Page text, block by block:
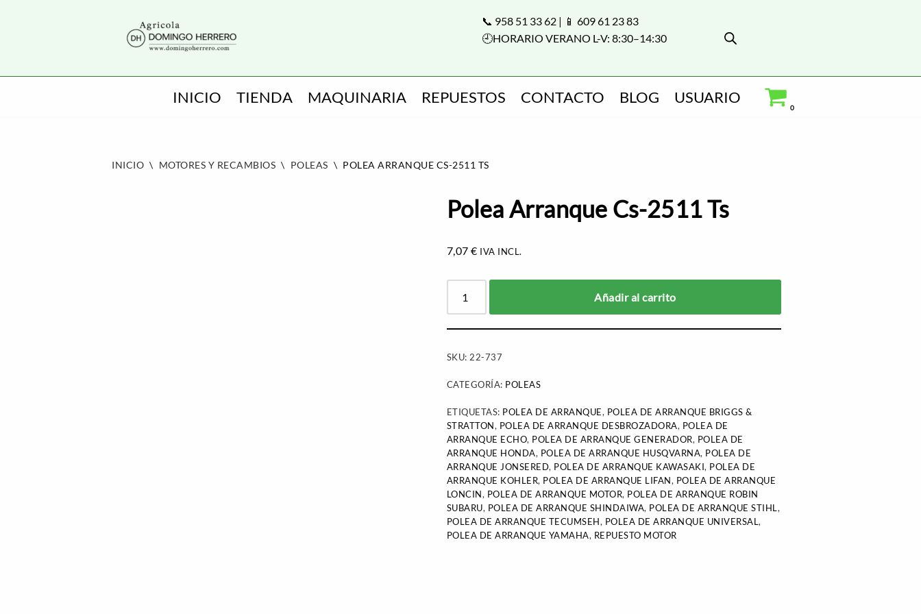
📞 958 51 33 62 | 📱 609 61 23 83
🕘HORARIO VERANO L-V: 8:30–14:30
INICIO TIENDA MAQUINARIA REPUESTOS CONTACTO BLOG USUARIO
0
INICIO \ MOTORES Y RECAMBIOS \ POLEAS \ POLEA ARRANQUE CS-2511 TS
Polea Arranque Cs-2511 Ts
7,07€ IVA INCL.
Añadir al carrito
SKU: 22-737
CATEGORÍA: POLEAS
ETIQUETAS: POLEA DE ARRANQUE, POLEA DE ARRANQUE BRIGGS &
STRATTON, POLEA DE ARRANQUE DESBROZADORA, POLEA DE
ARRANQUE ECHO, POLEA DE ARRANQUE GENERADOR, POLEA DE
ARRANQUE HONDA, POLEA DE ARRANQUE HUSQVARNA, POLEA DE
ARRANQUE JONSERED, POLEA DE ARRANQUE KAWASAKI, POLEA DE
ARRANQUE KOHLER, POLEA DE ARRANQUE LIFAN, POLEA DE ARRANQUE
LONCIN, POLEA DE ARRANQUE MOTOR, POLEA DE ARRANQUE ROBIN
SUBARU, POLEA DE ARRANQUE SHINDAIWA, POLEA DE ARRANQUE STIHL,
POLEA DE ARRANQUE TECUMSEH, POLEA DE ARRANQUE UNIVERSAL,
POLEA DE ARRANQUE YAMAHA, REPUESTO MOTOR